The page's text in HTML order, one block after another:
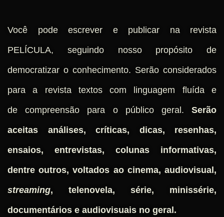
Você pode escrever e publicar na revista
PELÍCULA, seguindo nosso propósito de
democratizar o conhecimento. Serão considerados
para a revista textos com linguagem fluída e
de compreensão para o público geral. Serão
aceitas análises, críticas, dicas, resenhas,
ensaios, entrevistas, colunas informativas,
dentre outros, voltados ao cinema, audiovisual,
streaming, telenovela, série, minissérie,
documentários e audiovisuais no geral.